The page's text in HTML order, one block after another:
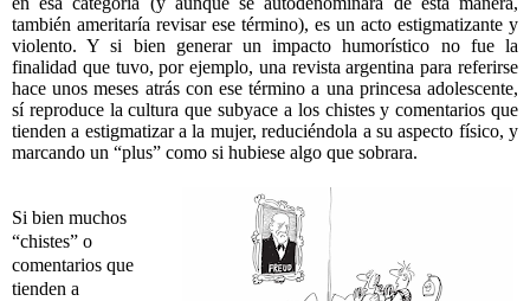
también ameritaría revisar ese término), es un acto estigmatizante y
violento. Y si bien generar un impacto humorístico no fue la
finalidad que tuvo, por ejemplo, una revista argentina para referirse
hace unos meses atrás con ese término a una princesa adolescente,
sí reproduce la cultura que subyace a los chistes y comentarios que
tienden a estigmatizar a la mujer, reduciéndola a su aspecto físico, y
marcando un “plus” como si hubiese algo que sobrara.
Si bien muchos
“chistes” o
comentarios que
tienden a